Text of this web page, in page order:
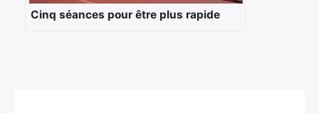
Cinq séances pour être plus rapide